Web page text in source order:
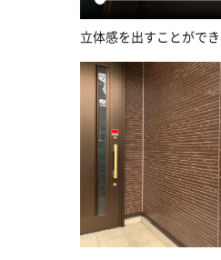
立体感を出すことがで